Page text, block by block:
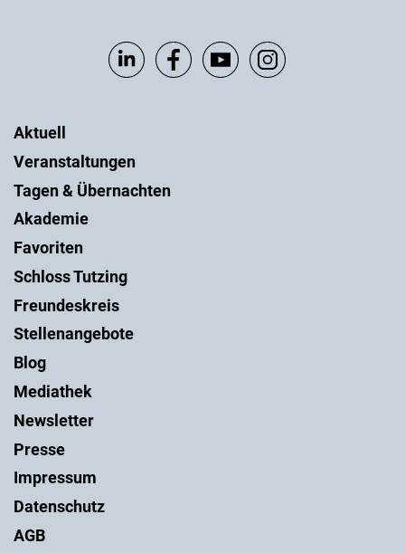
Aktuell
Veranstaltungen
Tagen & Übernachten
Akademie
Favoriten
Schloss Tutzing
Freundeskreis
Stellenangebote
Blog
Mediathek
Newsletter
Presse
Impressum
Datenschutz
AGB